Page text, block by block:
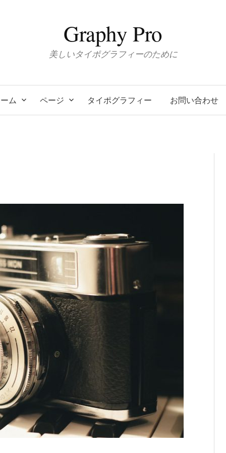
Graphy Pro
美しいタイポグラフィーのために
ム ページ タイポグラフィー お問い合わせ